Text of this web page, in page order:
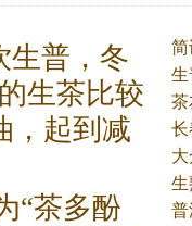
洱
普，冬
的生茶比较
，起到减
茶多酚